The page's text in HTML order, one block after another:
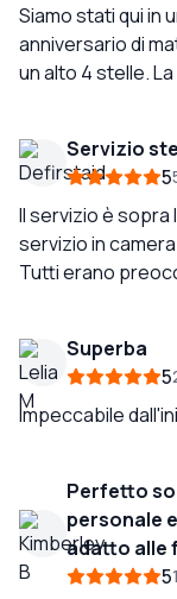
Siamo stati qui in
anniversario di
un alto 4 stelle.
rapporto qualità-
Servizio
5
Il servizio è sopra
servizio in
Tutti erano
erano
grandi in giardino
nuovo consiglierei
Superba
5
Impeccabile
Perfetto
personale
adatto alle
5